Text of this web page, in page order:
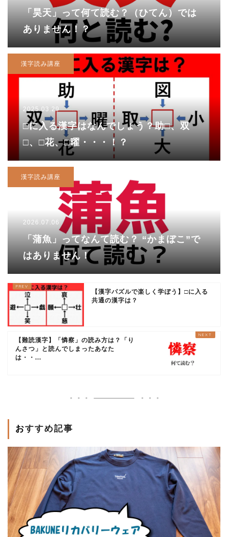
「昊天」って何て読む？（ひてん）では
ありません！？
漢字読み講座
2025.03.29
□に入る漢字はなんでしょう？助□、双
□、□花、□曜・・・！？
漢字読み講座
2026.07.06
「蒲魚」ってなんて読む？ “かまぼこ”で
はありません！
【漢字パズルで楽しく学ぼう】□に入る
共通の漢字は？
【難読漢字】「憐察」の読み方は？「り
んさつ」と読んでしまったあなた
は・・...
おすすめ記事